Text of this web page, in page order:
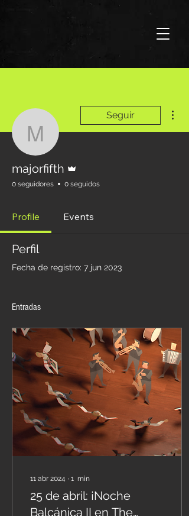
majorfifth
Seguir
majorfifth
0 seguidores 0 seguidos
Profile Events
Perfil
Fecha de registro: 7 jun 2023
Entradas
11 abr 2024 ∙ 1 min
25 de abril: ¡Noche
Balcánica II en The